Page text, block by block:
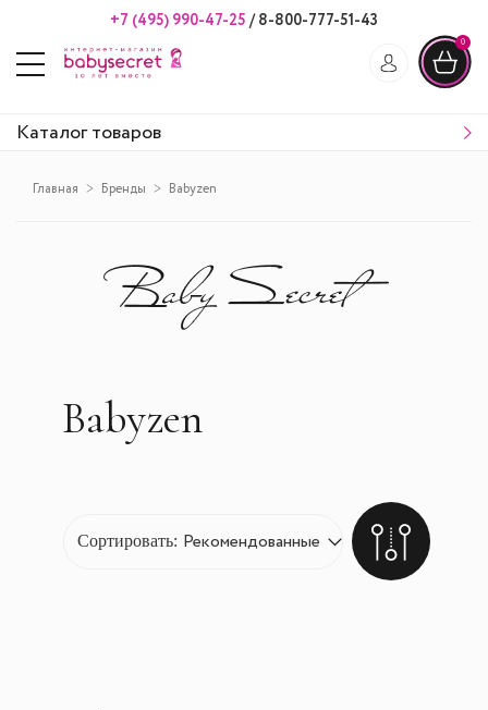
+7 (495) 990-47-25 /8-800-777-51-43
0
Каталог товаров
Главная Бренды Babyzen
Babyzen
Сортировать: